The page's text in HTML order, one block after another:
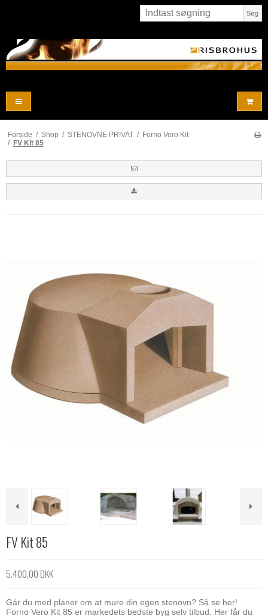
Søg
Forside / Shop / STENOVNE PRIVAT / Forno Vero Kit
/ FV Kit 85
FV Kit 85
5.400,00 DKK
Går du med planer om at mure din egen stenovn? Så se her!
Forno Vero Kit 85 er markedets bedste byg selv tilbud. Her får du